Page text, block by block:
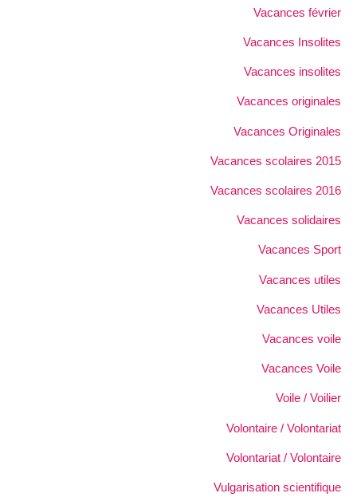
Vacances février
Vacances Insolites
Vacances insolites
Vacances originales
Vacances Originales
Vacances scolaires 2015
Vacances scolaires 2016
Vacances solidaires
Vacances Sport
Vacances utiles
Vacances Utiles
Vacances voile
Vacances Voile
Voile / Voilier
Volontaire / Volontariat
Volontariat / Volontaire
Vulgarisation scientifique